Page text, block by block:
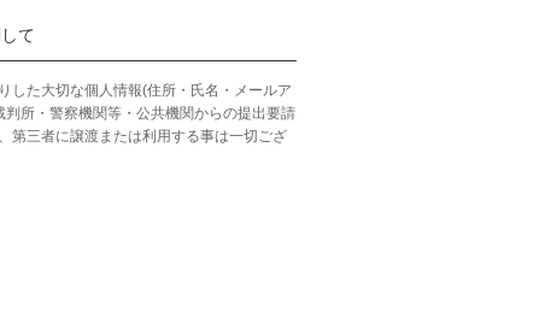
て
した大切な個人情報(住所・氏名・メールア
判所・警察機関等・公共機関からの提出要請
第三者に譲渡または利用する事は一切ござ